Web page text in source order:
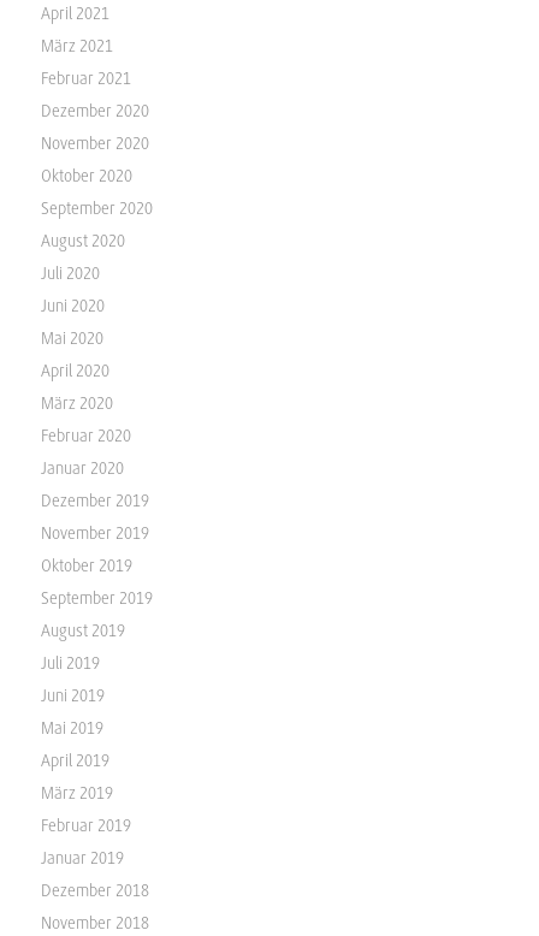
April 2021
März 2021
Februar 2021
Dezember 2020
November 2020
Oktober 2020
September 2020
August 2020
Juli 2020
Juni 2020
Mai 2020
April 2020
März 2020
Februar 2020
Januar 2020
Dezember 2019
November 2019
Oktober 2019
September 2019
August 2019
Juli 2019
Juni 2019
Mai 2019
April 2019
März 2019
Februar 2019
Januar 2019
Dezember 2018
November 2018